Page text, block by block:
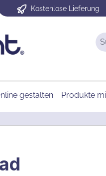
Kostenlose Lieferung
gestalten Produkte